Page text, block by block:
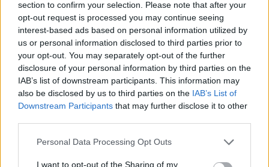
section to confirm your selection. Please note that after your
opt-out request is processed you may continue seeing
interest-based ads based on personal information utilized by
us or personal information disclosed to third parties prior to
your opt-out. You may separately opt-out of the further
disclosure of your personal information by third parties on the
IAB’s list of downstream participants. This information may
also be disclosed by us to third parties on the IAB’s List of
Downstream Participants that may further disclose it to other
Personal Data Processing Opt Outs
I want to opt-out of the Sharing of my